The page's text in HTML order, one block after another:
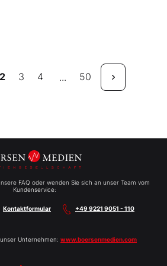
2 3 4 ... 50
FAQ oder wenden Sie sich an unser Team vom
Kundenservice:
Kontaktformular +49 9221 9051 - 110
Unternehmen: www.boersenmedien.com